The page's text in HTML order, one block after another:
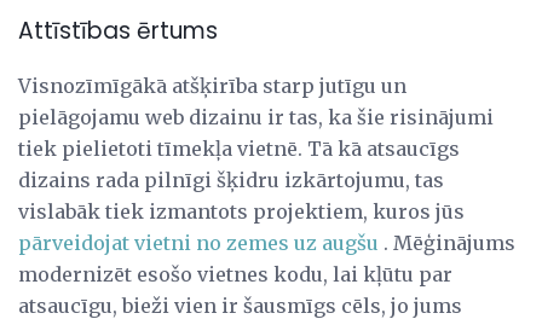
Attīstības ērtums
Visnozīmīgākā atšķirība starp jutīgu un
pielāgojamu web dizainu ir tas, ka šie risinājumi
tiek pielietoti tīmekļa vietnē. Tā kā atsaucīgs
dizains rada pilnīgi šķidru izkārtojumu, tas
vislabāk tiek izmantots projektiem, kuros jūs
pārveidojat vietni no zemes uz augšu . Mēģinājums
modernizēt esošo vietnes kodu, lai kļūtu par
atsaucīgu, bieži vien ir šausmīgs cēls, jo jums